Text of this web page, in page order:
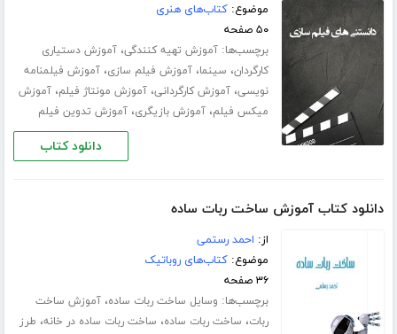
موضوع:کتاب‌های هنری
۵۰ صفحه
برچسب‌ها:آموزش تهیه کنندگی،آموزش دستیاری
کارگردان، سینما،آموزش فیلم سازی،آموزش فیلمنامه
نویسی،آموزش کارگردانی،آموزش مونتاژ فیلم،آموزش
میکس فیلم،آموزش بازیگری،آموزش تدوین فیلم
دانلود کتاب
دانلود کتاب آموزش ساخت ربات ساده
از: احمد رستمی
موضوع:کتاب‌های روباتیک
۳۶ صفحه
برچسب‌ها: وسایل ساخت ربات ساده،آموزش ساخت
ربات، ساخت ربات ساده، ساخت ربات ساده در خانه، طرز